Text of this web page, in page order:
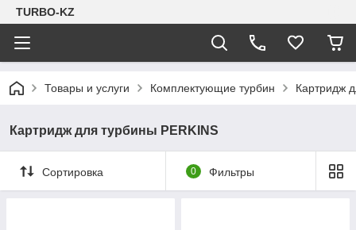
TURBO-KZ
Товары и услуги Комплектующие турбин Картридж
Картридж для турбины PERKINS
Сортировка 0 Фильтры